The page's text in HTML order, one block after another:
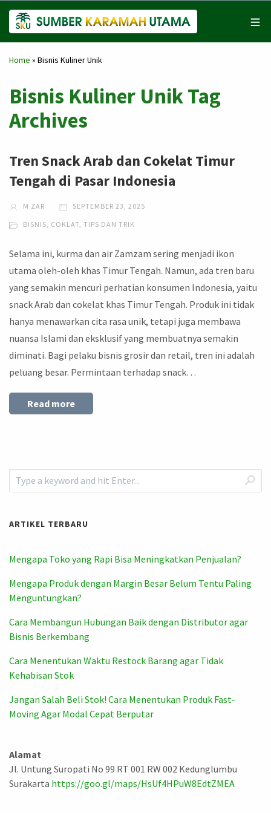
Home » Bisnis Kuliner Unik
Bisnis Kuliner Unik Tag
Archives
Tren Snack Arab dan Cokelat Timur
Tengah di Pasar Indonesia
M ZAR SEPTEMBER 23, 2025
BISNIS, COKLAT, TIPS DAN TRIK
Selama ini, kurma dan air Zamzam sering menjadi ikon
utama oleh-oleh khas Timur Tengah. Namun, ada tren baru
yang semakin mencuri perhatian konsumen Indonesia, yaitu
snack Arab dan cokelat khas Timur Tengah. Produk ini tidak
hanya menawarkan cita rasa unik, tetapi juga membawa
nuansa Islami dan eksklusif yang membuatnya semakin
diminati. Bagi pelaku bisnis grosir dan retail, tren ini adalah
peluang besar. Permintaan terhadap snack…
Read more
ARTIKEL TERBARU
Mengapa Toko yang Rapi Bisa Meningkatkan Penjualan?
Mengapa Produk dengan Margin Besar Belum Tentu Paling
Menguntungkan?
Cara Membangun Hubungan Baik dengan Distributor agar
Bisnis Berkembang
Cara Menentukan Waktu Restock Barang agar Tidak
Kehabisan Stok
Jangan Salah Beli Stok! Cara Menentukan Produk Fast-
Moving Agar Modal Cepat Berputar
Alamat
Jl. Untung Suropati No 99 RT 001 RW 002 Kedunglumbu
Surakarta https://goo.gl/maps/HsUf4HPuW8EdtZMEA